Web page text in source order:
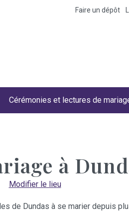
Faire un dépôt
Cérémonies et lectures de
à
Modifier le lieu
de Dundas à se marier depuis